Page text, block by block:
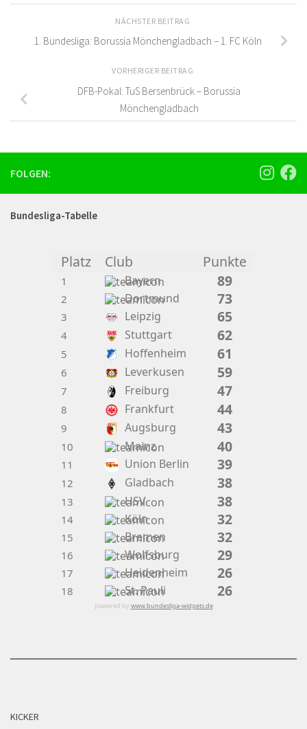
NÄCHSTER BEITRAG
1. Bundesliga: Borussia Mönchengladbach − 1. FC Köln
VORHERIGER BEITRAG
DFB-Pokal: TuS Bersenbrück – Borussia
Mönchengladbach
FOLGEN:
Bundesliga-Tabelle
Platz Club Punkte
1 Bayern 89
2 Dortmund 73
3 Leipzig 65
4 Stuttgart 62
5 Hoffenheim 61
6 Leverkusen 59
7 Freiburg 47
8 Frankfurt 44
9 Augsburg 43
10 Mainz 40
11 Union Berlin 39
12 Gladbach 38
13 HSV 38
14 Köln 32
15 Bremen 32
16 Wolfsburg 29
17 Heidenheim 26
18 St. Pauli 26
powered by www.bundesliga-widgets.de
KICKER